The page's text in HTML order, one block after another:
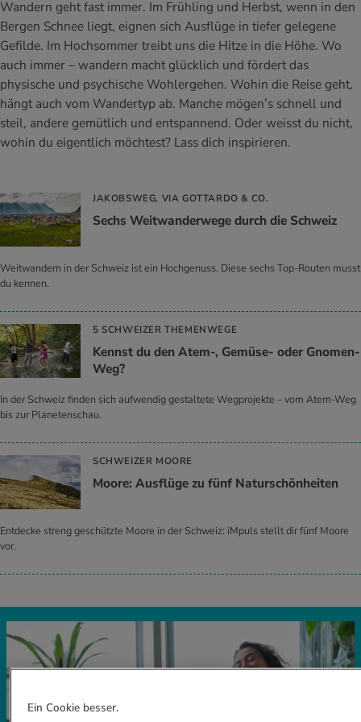
& Intoleranzen
Personal Health Coaching
THEMEN IM BEREICH BEWEGUNG
Kalorienverbrauch berechnen
Personal Health Coaching
THEMEN IM BEREICH ENTSPANNUNG
Glücklich sein
Personal Health Coaching
Wissen
Personal Health Coaching
THEMEN IM BEREICH SERVICES
Angebote
Tools, Test & Quizze
Wandern geht fast immer. Im Frühling und Herbst, wenn in den
Bergen Schnee liegt, eignen sich Ausflüge in tiefer gelegene
Gefilde. Im Hochsommer treibt uns die Hitze in die Höhe. Wo
auch immer – wandern macht glücklich und fördert das
physische und psychische Wohlergehen. Wohin die Reise geht,
hängt auch vom Wandertyp ab. Manche mögen’s schnell und
steil, andere gemütlich und entspannend. Oder weisst du nicht,
wohin du eigentlich möchtest? Lass dich inspirieren.
JAKOBSWEG, VIA GOTTARDO & CO.
Sechs Weit­wan­der­we­ge durch die Schweiz
Weitwandern in der Schweiz ist ein Hochgenuss. Diese sechs Top-Routen musst
du kennen.
5 SCHWEIZER THEMENWEGE
Kennst du den Atem-, Ge­mü­se- oder Gno­men-
Weg?
In der Schweiz finden sich aufwendig gestaltete Wegprojekte – vom Atem-Weg
bis zur Planetenschau.
SCHWEIZER MOORE
Moore: Aus­flü­ge zu fünf Na­tur­schön­hei­ten
Entdecke streng geschützte Moore in der Schweiz: iMpuls stellt dir fünf Moore
vor.
Ein Cookie besser.